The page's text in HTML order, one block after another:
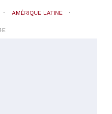
AMÉRIQUE LATINE